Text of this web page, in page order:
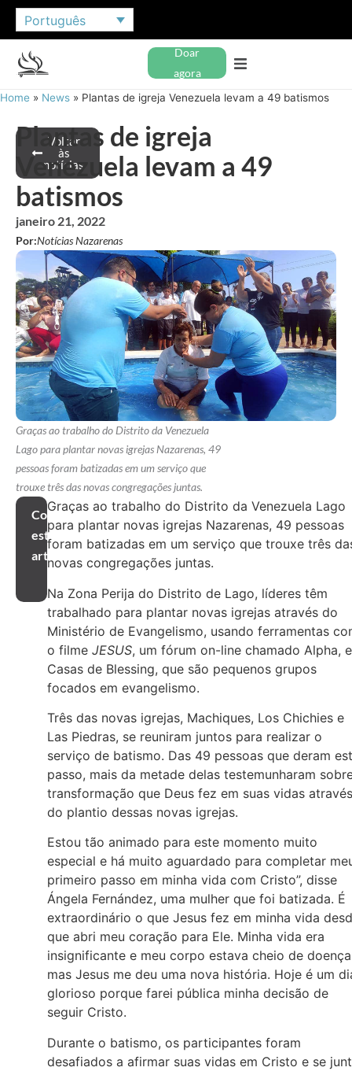
Português
Doar
agora
Home » News » Plantas de igreja Venezuela levam a 49 batismos
Voltar
às
notícias
Plantas de igreja
Venezuela levam a 49
batismos
janeiro 21, 2022
Por:Notícias Nazarenas
Graças ao trabalho do Distrito da Venezuela
Lago para plantar novas igrejas Nazarenas, 49
pessoas foram batizadas em um serviço que
trouxe três das novas congregações juntas.
Compartilhar
este
artigo
Graças ao trabalho do Distrito da Venezuela Lago
para plantar novas igrejas Nazarenas, 49 pessoas
foram batizadas em um serviço que trouxe três
novas congregações juntas.
Na Zona Perija do Distrito de Lago, líderes têm
trabalhado para plantar novas igrejas através do
Ministério de Evangelismo, usando ferramentas
o filme JESUS, um fórum on-line chamado Alpha, e
Casas de Blessing, que são pequenos grupos
focados em evangelismo.
Três das novas igrejas, Machiques, Los Chichies e
Las Piedras, se reuniram juntos para realizar o
serviço de batismo. Das 49 pessoas que deram
passo, mais da metade delas testemunharam
transformação que Deus fez em suas vidas através
do plantio dessas novas igrejas.
Estou tão animado para este momento muito
especial e há muito aguardado para completar
primeiro passo em minha vida com Cristo”, disse
Ángela Fernández, uma mulher que foi batizada. É
extraordinário o que Jesus fez em minha vida
que abri meu coração para Ele. Minha vida era
insignificante e meu corpo estava cheio de
mas Jesus me deu uma nova história. Hoje é um
glorioso porque farei pública minha decisão de
seguir Cristo.
Durante o batismo, os participantes foram
desafiados a afirmar suas vidas em Cristo e se